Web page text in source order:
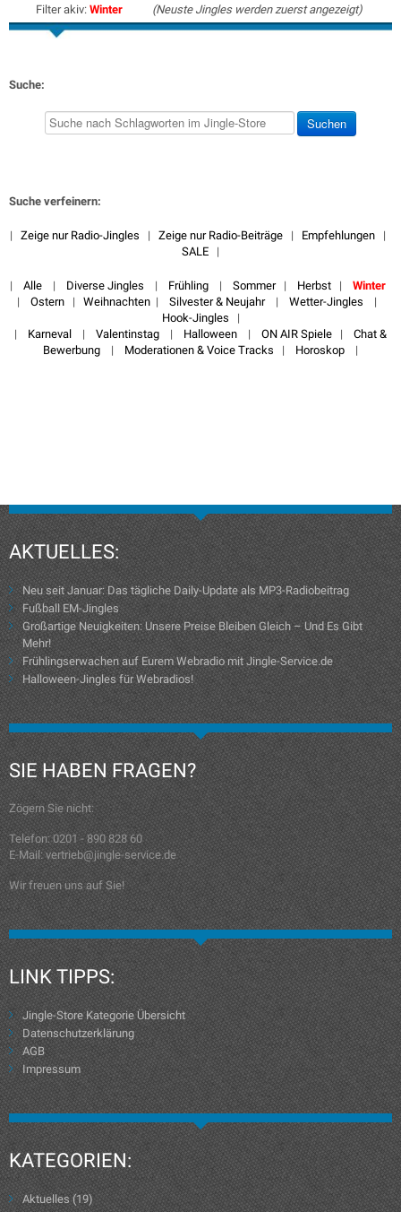
Filter akiv: Winter (Neuste Jingles werden zuerst angezeigt)
Suche:
Suche verfeinern:
| Zeige nur Radio-Jingles | Zeige nur Radio-Beiträge | Empfehlungen |
SALE |
| Alle | Diverse Jingles | Frühling | Sommer| Herbst | Winter
| Ostern| Weihnachten| Silvester & Neujahr| Wetter-Jingles |
Hook-Jingles |
| Karneval | Valentinstag | Halloween | ON AIR Spiele | Chat &
Bewerbung | Moderationen & Voice Tracks | Horoskop |
AKTUELLES:
Neu seit Januar: Das tägliche Daily-Update als MP3-Radiobeitrag
Fußball EM-Jingles
Großartige Neuigkeiten: Unsere Preise Bleiben Gleich – Und Es Gibt
Mehr!
Frühlingserwachen auf Eurem Webradio mit Jingle-Service.de
Halloween-Jingles für Webradios!
SIE HABEN FRAGEN?
Zögern Sie nicht:
Telefon: 0201 - 890 828 60
E-Mail: vertrieb@jingle-service.de
Wir freuen uns auf Sie!
LINK TIPPS:
Jingle-Store Kategorie Übersicht
Datenschutzerklärung
AGB
Impressum
KATEGORIEN:
Aktuelles(19)